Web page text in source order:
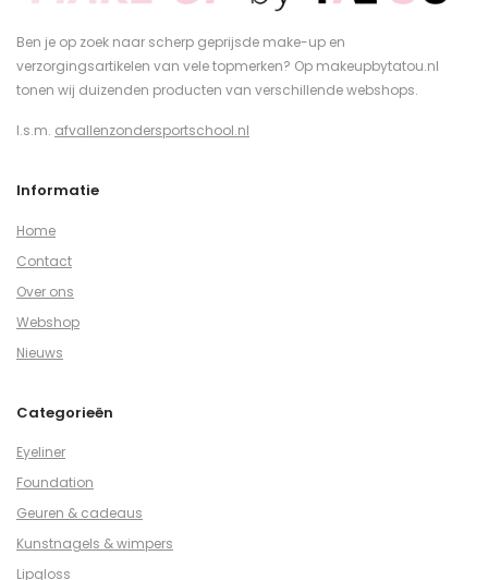
Ben je op zoek naar scherp geprijsde make-up en
verzorgingsartikelen van vele topmerken? Op makeupbytatou.nl
tonen wij duizenden producten van verschillende webshops.
I.s.m. afvallenzondersportschool.nl
Informatie
Home
Contact
Over ons
Webshop
Nieuws
Categorieën
Eyeliner
Foundation
Geuren & cadeaus
Kunstnagels & wimpers
Lipgloss